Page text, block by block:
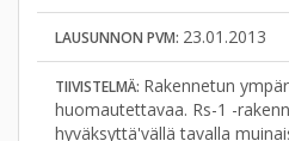
LAUSUNNON PVM: 23.01.2013
TIIVISTELMÄ: Rakennetun
huomautettavaa. Rs-1 -
hyväksyttä'vällä tavalla